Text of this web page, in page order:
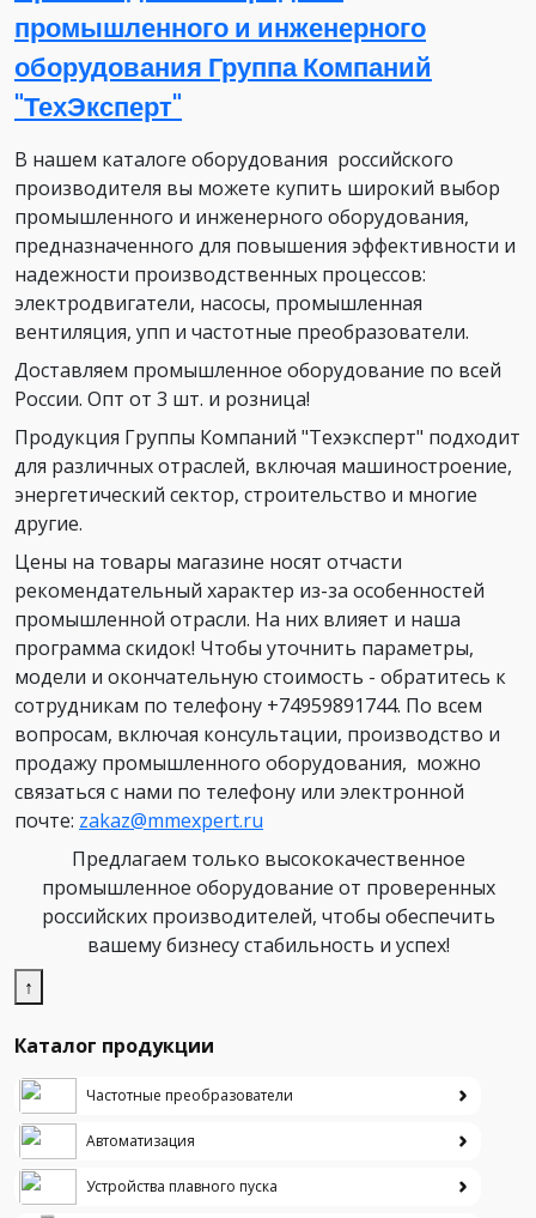
промышленного и инженерного
оборудования Группа Компаний
"ТехЭксперт"
В нашем каталоге оборудования российского
производителя вы можете купить широкий выбор
промышленного и инженерного оборудования,
предназначенного для повышения эффективности и
надежности производственных процессов:
электродвигатели, насосы, промышленная
вентиляция, упп и частотные преобразователи.
Доставляем промышленное оборудование по всей
России. Опт от 3 шт. и розница!
Продукция Группы Компаний "Техэксперт" подходит
для различных отраслей, включая машиностроение,
энергетический сектор, строительство и многие
другие.
Цены на товары магазине носят отчасти
рекомендательный характер из-за особенностей
промышленной отрасли. На них влияет и наша
программа скидок! Чтобы уточнить параметры,
модели и окончательную стоимость - обратитесь к
сотрудникам по телефону +74959891744. По всем
вопросам, включая консультации, производство и
продажу промышленного оборудования, можно
связаться с нами по телефону или электронной
почте: zakaz@mmexpert.ru
Предлагаем только высококачественное
промышленное оборудование от проверенных
российских производителей, чтобы обеспечить
вашему бизнесу стабильность и успех!
↑
Каталог продукции
Частотные преобразователи
Автоматизация
Устройства плавного пуска